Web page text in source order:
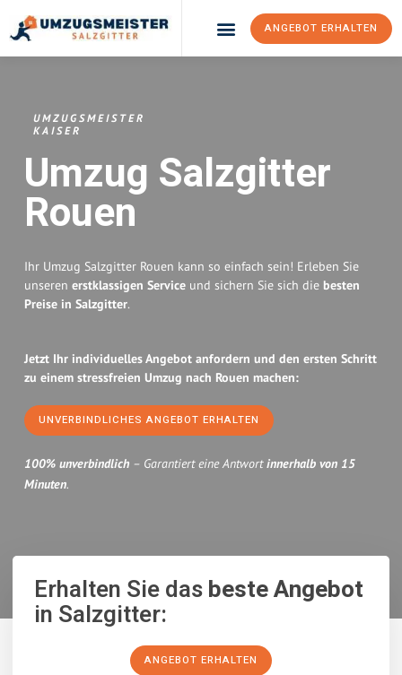
ANGEBOT ERHALTEN
UMZUGSMEISTER
KAISER
Umzug Salzgitter
Rouen
Ihr Umzug Salzgitter Rouen kann so einfach sein! Erleben Sie
unseren erstklassigen Service und sichern Sie sich die besten
Preise in Salzgitter.
Jetzt Ihr individuelles Angebot anfordern und den ersten Schritt
zu einem stressfreien Umzug nach Rouen machen:
UNVERBINDLICHES ANGEBOT ERHALTEN
100% unverbindlich – Garantiert eine Antwortinnerhalb von 15
Minuten.
Erhalten Sie dasbeste Angebot
in Salzgitter:
ANGEBOT ERHALTEN